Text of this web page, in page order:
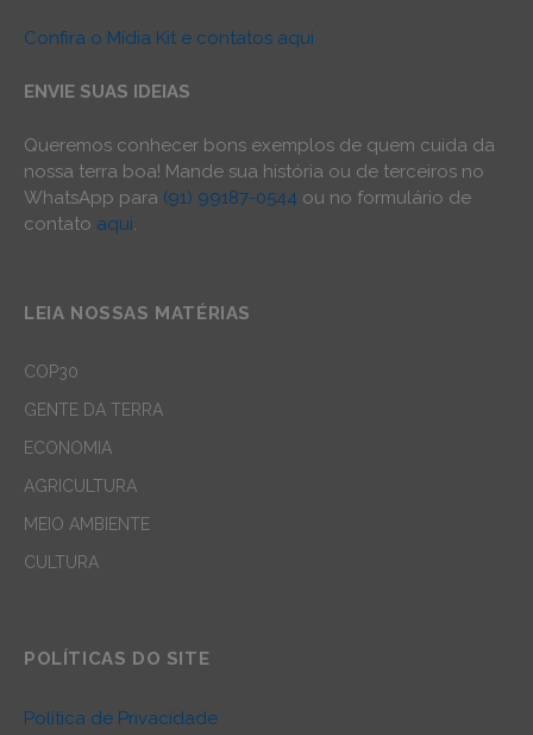
Confira o Mídia Kit e contatos aqui
ENVIE SUAS IDEIAS
Queremos conhecer bons exemplos de quem cuida da
nossa terra boa! Mande sua história ou de terceiros no
WhatsApp para (91) 99187-0544 ou no formulário de
contato aqui.
LEIA NOSSAS MATÉRIAS
COP30
GENTE DA TERRA
ECONOMIA
AGRICULTURA
MEIO AMBIENTE
CULTURA
POLÍTICAS DO SITE
Política de Privacidade